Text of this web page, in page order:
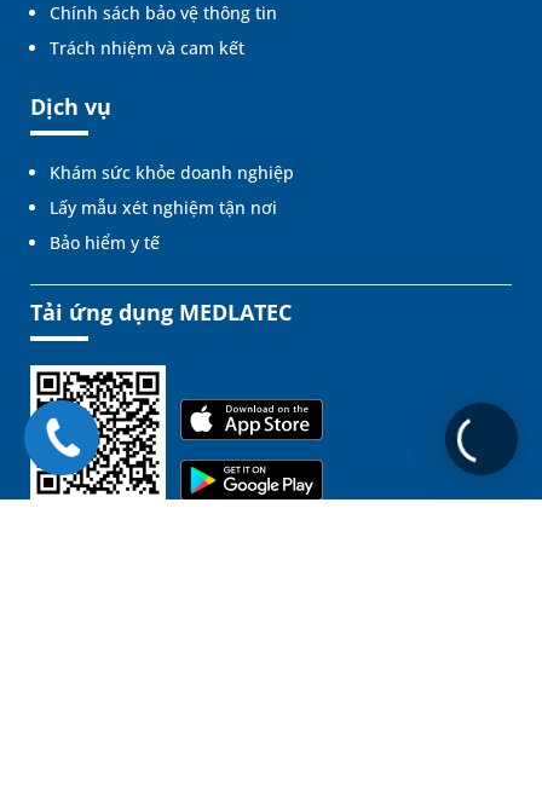
Chính sách bảo vệ thông tin
Trách nhiệm và cam kết
Dịch vụ
Khám sức khỏe doanh nghiệp
Lấy mẫu xét nghiệm tận nơi
Bảo hiểm y tế
Tải ứng dụng MEDLATEC